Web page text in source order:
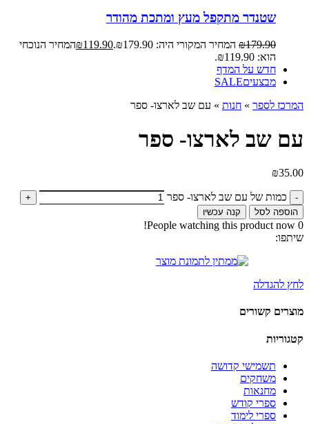
שטנדר מתקפל מעץ ומתכת מהודר
₪179.90 המחיר המקורי היה: ₪179.90. ₪119.90
המחיר הנוכחי
הוא: ₪119.90.
חדש על המדף
מבצעיםSALE
המרכז לספר » חנות » עם שב לארצו- ספר
עם שב לארצו- ספר
₪35.00
כמות של עם שב לארצו- ספר
הוספה לסל קנה עכשיו
0
People watching this product now!
שיתפו:
לחץ להגדלה
מוצרים קשורים
קטגוריות
תשמישי קדושה
משחקים
מחנאות
ספרי קודש
ספרי לימוד